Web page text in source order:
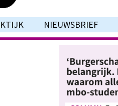
NIEUWSBRIEF